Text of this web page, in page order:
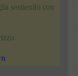
sostienilo con